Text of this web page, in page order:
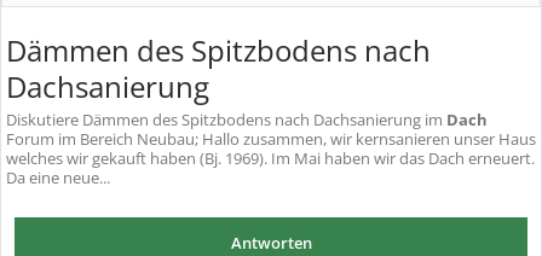
Dämmen des Spitzbodens nach
Dachsanierung
Diskutiere Dämmen des Spitzbodens nach Dachsanierung im Dach
Forum im Bereich Neubau; Hallo zusammen, wir kernsanieren unser Haus
welches wir gekauft haben (Bj. 1969). Im Mai haben wir das Dach erneuert.
Da eine neue...
Antworten